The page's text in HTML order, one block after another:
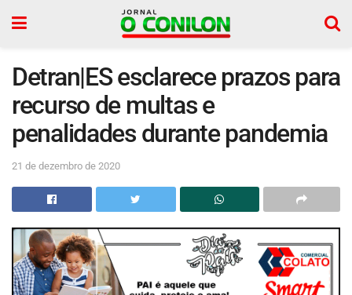
Detran|ES esclarece prazos para
recurso de multas e
penalidades durante pandemia
21 de dezembro de 2020